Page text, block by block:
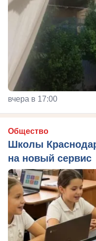
вчера в 17:00
Общество
Школы
на новый сервис